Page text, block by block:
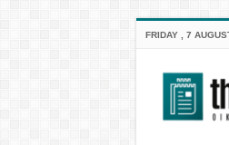
FRIDAY , 7